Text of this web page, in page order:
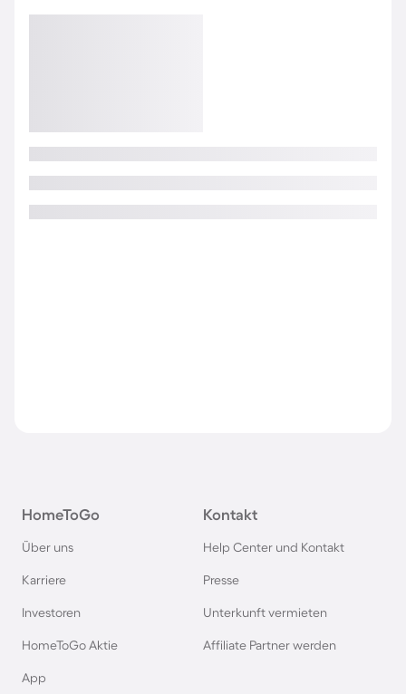
HomeToGo
Über uns
Karriere
Investoren
HomeToGo Aktie
App
Kontakt
Help Center und Kontakt
Presse
Unterkunft vermieten
Affiliate Partner werden